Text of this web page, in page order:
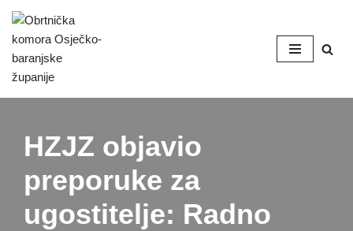
Skip
to
content
HZJZ objavio
preporuke za
ugostitelje: Radno